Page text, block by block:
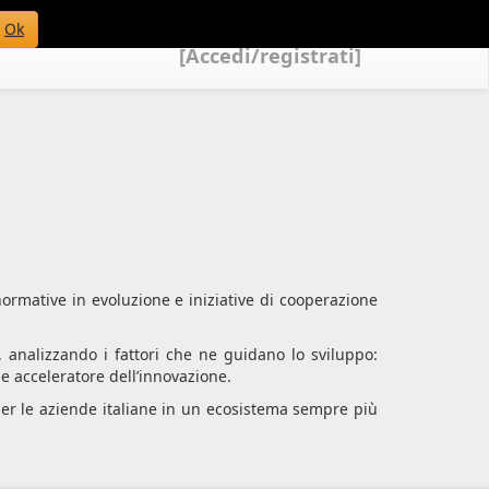
Ok
[Accedi/registrati]
in evoluzione e iniziative di cooperazione
i fattori che ne guidano lo sviluppo:
dell’innovazione.
le aziende italiane in un ecosistema sempre più